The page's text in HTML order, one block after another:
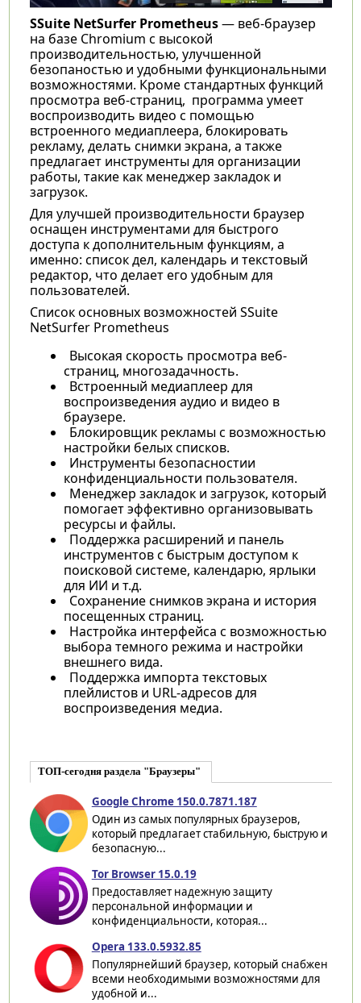
SSuite NetSurfer Prometheus— веб-браузер
на базе Chromium с высокой
производительностью, улучшенной
безопаностью и удобными функциональными
возможностями. Кроме стандартных функций
просмотра веб-страниц, программа умеет
воспроизводить видео с помощью
встроенного медиаплеера, блокировать
рекламу, делать снимки экрана, а также
предлагает инструменты для организации
работы, такие как менеджер закладок и
загрузок.
Для улучшей производительности браузер
оснащен инструментами для быстрого
доступа к дополнительным функциям, а
именно: список дел, календарь и текстовый
редактор, что делает его удобным для
пользователей.
Список основных возможностей SSuite
NetSurfer Prometheus
Высокая скорость просмотра веб-
страниц, многозадачность.
Встроенный медиаплеер для
воспроизведения аудио и видео в
браузере.
Блокировщик рекламы с возможностью
настройки белых списков.
Инструменты безопасностии
конфиденциальности пользователя.
Менеджер закладок и загрузок, который
помогает эффективно организовывать
ресурсы и файлы.
Поддержка расширений и панель
инструментов с быстрым доступом к
поисковой системе, календарю, ярлыки
для ИИ и т.д.
Сохранение снимков экрана и история
посещенных страниц.
Настройка интерфейса с возможностью
выбора темного режима и настройки
внешнего вида.
Поддержка импорта текстовых
плейлистов и URL-адресов для
воспроизведения медиа.
ТОП-сегодня раздела "Браузеры"
Google Chrome 150.0.7871.187
Один из самых популярных браузеров,
который предлагает стабильную, быструю и
безопасную...
Tor Browser 15.0.19
Предоставляет надежную защиту
персональной информации и
конфиденциальности, которая...
Opera 133.0.5932.85
Популярнейший браузер, который снабжен
всеми необходимыми возможностями для
удобной и...